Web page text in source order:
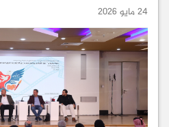
24 مايو 2026